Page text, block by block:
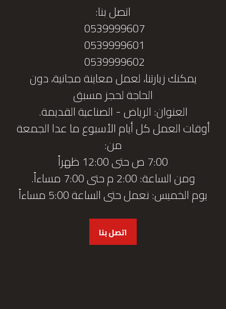
اتصل بنا:
0539999607
0539999601
0539999602
يمكنك زيارتنا، لعمل معاينة مجانية، دون
الحاجة لحجز مسبق
العنوان: الرياض - الصناعية القديمة.
أوقات العمل كل أيام الأسبوع ما عدا الجمعة
من:
7:00 ص حتى 12:00 ظهراً
ومن الساعة: 2:00 م حتى 7:00 مساءاً.
يوم الخميس: نعمل حتى الساعة 5:00 مساءاً
اتصل بنا